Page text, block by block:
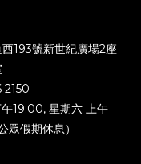
193號新世紀廣場2座
2150
19:00, 星期六 上午
假期休息）